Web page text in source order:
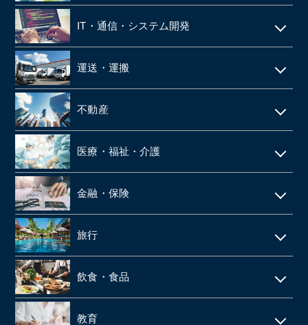
建設・土木
空調設備工事
仮設足場工事・足場施工
施工管理
建材・住宅設備機器の卸
解体工事
鉄骨工事
内装・外装工事
消防設備点検・工事
建築資材卸
人材派遣
SES
シェアードサービス
技術者派遣
IT・通信・システム開発
IT
システム開発
ネット通販・EC
ゲーム
web広告
SaaS事業
web制作
データセンター
運送・運搬
運送・物流
タクシー
倉庫
バス
引越
不動産
マンション管理
ビルメンテナンス
不動産テック
リフォーム
家賃保証・賃貸管理
不動産管理
医療・福祉・介護
調剤薬局
介護事業
施設介護・老人ホーム
訪問介護・デイサービス
医療機器卸・商社
金融・保険
リース・レンタル
保険代理店
ファンド
旅行
ホテル・旅館
旅行会社・旅行代理店
飲食・食品
飲食店
教育